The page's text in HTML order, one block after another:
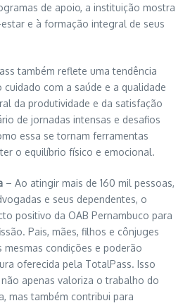
de apoio, a instituição mostra
e à formação integral de seus
também reflete uma tendência
com a saúde e a qualidade
da produtividade e da satisfação
de jornadas intensas e desafios
essa se tornam ferramentas
o equilíbrio físico e emocional.
– Ao atingir mais de 160 mil pessoas,
e seus dependentes, o
positivo da OAB Pernambuco para
Pais, mães, filhos e cônjuges
condições e poderão
oferecida pela TotalPass. Isso
apenas valoriza o trabalho do
mas também contribui para